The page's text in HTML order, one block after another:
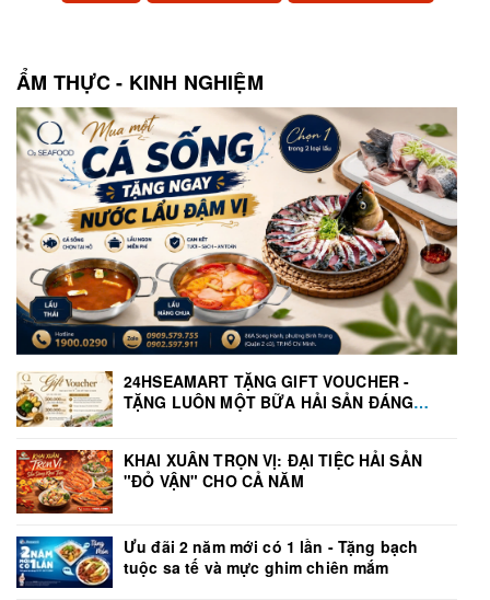
ẨM THỰC - KINH NGHIỆM
24HSEAMART TẶNG GIFT VOUCHER -
TẶNG LUÔN MỘT BỮA HẢI SẢN ĐÁNG
KHAI XUÂN TRỌN VỊ: ĐẠI TIỆC HẢI SẢN
"ĐỎ VẬN" CHO CẢ NĂM
Ưu đãi 2 năm mới có 1 lần - Tặng bạch
tuộc sa tế và mực ghim chiên mắm